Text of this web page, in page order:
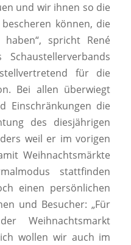
und wir ihnen so die
können, die
spricht René
für die
Bei allen überwiegt
Einschränkungen die
des diesjährigen
weil er im vorigen
Weihnachtsmärkte
stattfinden
einen persönlichen
und Besucher: „Für
Weihnachtsmarkt
wollen wir auch im